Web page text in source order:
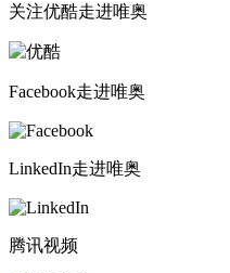
关注优酷走进唯奥
Facebook走进唯奥
LinkedIn走进唯奥
腾讯视频